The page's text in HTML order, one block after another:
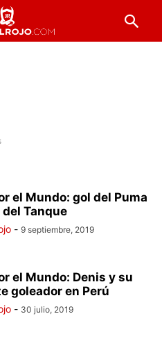
el Mundo: gol del Puma
Tanque
- 9 septiembre, 2019
el Mundo: Denis y su
goleador en Perú
- 30 julio, 2019